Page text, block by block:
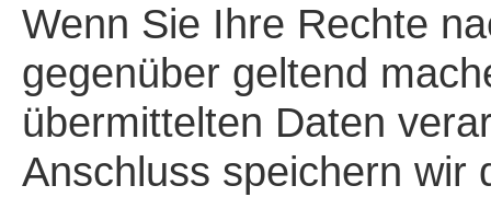
Wenn Sie Ihre Rechte
gegenüber geltend
übermittelten Daten
Anschluss speichern wir